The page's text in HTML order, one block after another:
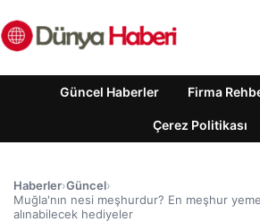
Güncel Haberler Firma
Çerez Politikası
Haberler›Güncel›
Muğla'nın nesi meşhurdur? En meşhur
alınabilecek hediyeler